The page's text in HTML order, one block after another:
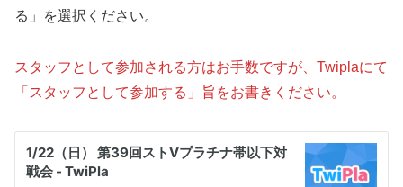
る」を選択ください。
スタッフとして参加される方はお手数ですが、 Twiplaにて
「スタッフとして参加する」旨をお書きください。